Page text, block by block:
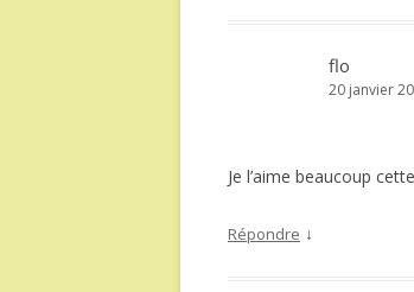
flo
20 janvier
Je l’aime beaucoup
Répondre ↓